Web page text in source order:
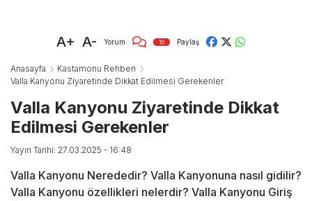
A+ A- Yorum 10 Paylaş
Anasayfa
Kastamonu Rehberi
Valla Kanyonu Ziyaretinde Dikkat Edilmesi Gerekenler
Valla Kanyonu Ziyaretinde Dikkat
Edilmesi Gerekenler
Yayın Tarihi: 27.03.2025 - 16:48
Valla Kanyonu Nerededir? Valla Kanyonuna nasıl gidilir?
Valla Kanyonu özellikleri nelerdir? Valla Kanyonu Giriş